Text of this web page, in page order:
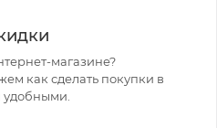
магазине?
как сделать покупки в
удобными.